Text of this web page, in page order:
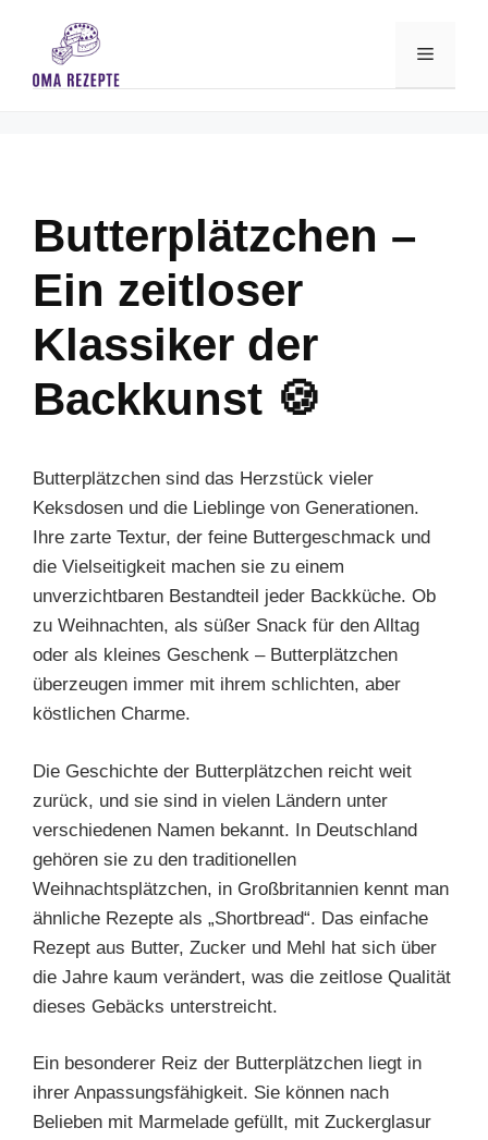
content
Menu
Butterplätzchen –
Ein zeitloser
Klassiker der
Backkunst 🍪
Butterplätzchen sind das Herzstück vieler
Keksdosen und die Lieblinge von Generationen.
Ihre zarte Textur, der feine Buttergeschmack und
die Vielseitigkeit machen sie zu einem
unverzichtbaren Bestandteil jeder Backküche. Ob
zu Weihnachten, als süßer Snack für den Alltag
oder als kleines Geschenk – Butterplätzchen
überzeugen immer mit ihrem schlichten, aber
köstlichen Charme.
Die Geschichte der Butterplätzchen reicht weit
zurück, und sie sind in vielen Ländern unter
verschiedenen Namen bekannt. In Deutschland
gehören sie zu den traditionellen
Weihnachtsplätzchen, in Großbritannien kennt man
ähnliche Rezepte als „Shortbread“. Das einfache
Rezept aus Butter, Zucker und Mehl hat sich über
die Jahre kaum verändert, was die zeitlose Qualität
dieses Gebäcks unterstreicht.
Ein besonderer Reiz der Butterplätzchen liegt in
ihrer Anpassungsfähigkeit. Sie können nach
Belieben mit Marmelade gefüllt, mit Zuckerglasur